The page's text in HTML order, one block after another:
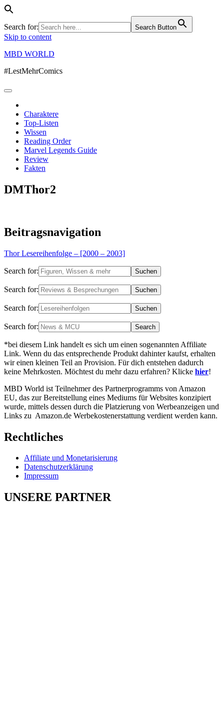
Search for: Search Button
Skip to content
MBD WORLD
#LestMehrComics
Charaktere
Top-Listen
Wissen
Reading Order
Marvel Legends Guide
Review
Fakten
DMThor2
Beitragsnavigation
Thor Lesereihenfolge – [2000 – 2003]
Search for:
Search for:
Search for:
Search for:
*bei diesem Link handelt es sich um einen sogenannten Affiliate
Link. Wenn du das entsprechende Produkt dahinter kaufst, erhalten
wir einen kleinen Teil an Provision. Für dich entstehen dadurch
keine Mehrkosten. Möchtest du mehr dazu erfahren? Klicke hier!
MBD World ist Teilnehmer des Partnerprogramms von Amazon
EU, das zur Bereitstellung eines Mediums für Websites konzipiert
wurde, mittels dessen durch die Platzierung von Werbeanzeigen und
Links zu Amazon.de Werbekostenerstattung verdient werden kann.
Rechtliches
Affiliate und Monetarisierung
Datenschutzerklärung
Impressum
UNSERE PARTNER